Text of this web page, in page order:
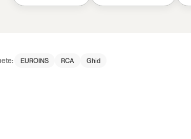
EUROINS RCA Ghid